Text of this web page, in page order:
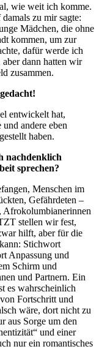
wie weit ich komme.
zu mir sagte:
Mädchen, die ohne
kommen, um zur
dafür werde ich
aber dann hatten wir
zusammen.
entwickelt hat,
andere eben
haben.
nachdenklich
sprechen?
Menschen im
Gefährdeten –
Afrokolumbianerinnen
stellen wir fest,
hilft, aber für die
Stichwort
Anpassung und
Schirm und
und Partnern. Ein
es wahrscheinlich
Fortschritt und
wäre, dort nicht zu
aus Sorge um den
und einer
nur ein romantisches